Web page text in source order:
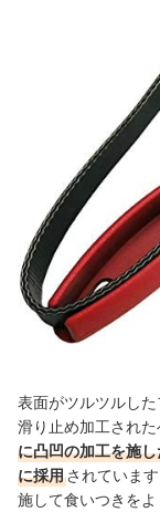
表面がツルツルした
滑り止め加工された
に凸凹の加工を施
に採用されていま
施して食いつきをよ